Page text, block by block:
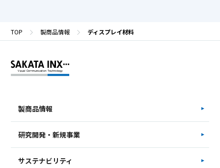
TOP 製商品情報 ディスプレイ材料
製商品情報
研究開発・新規事業
サステナビリティ